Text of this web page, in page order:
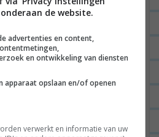
met* de website.
advertenties en content,
en ontwikkeling van diensten
apparaat opslaan en/of openen
verwerkt en informatie van uw